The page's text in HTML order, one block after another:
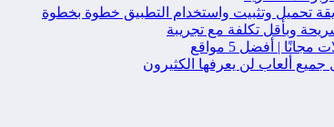
وبأقل تكلفة مع تجريبة
| أفضل 5 مواقع
ألعاب لن يعرفها الكثيرون